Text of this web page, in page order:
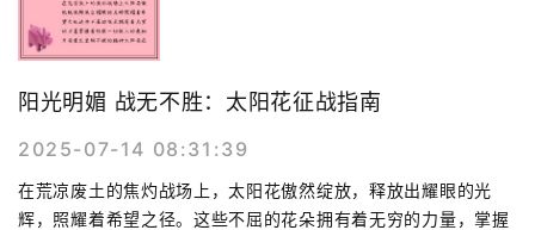
阳光明媚 战无不胜：太阳花征战指南
2025-07-14 08:31:39
在荒凉废土的焦灼战场上，太阳花傲然绽放，释放出耀眼的光
辉，照耀着希望之径。这些不屈的花朵拥有着无穷的力量，掌握